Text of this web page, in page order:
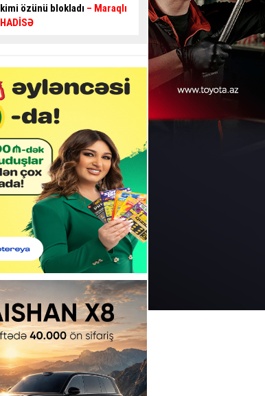
bilər:Nişanlar görünmür-
VİDEO
yeni təklif:
Bu yollar
genişləndirilməlidir
EKSPERT